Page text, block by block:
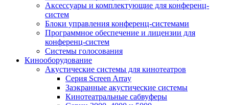
Аксессуары и комплектующие для конференц-
систем
Блоки управления конференц-системами
Программное обеспечение и лицензии для
конференц-систем
Системы голосования
Кинооборудование
Акустические системы для кинотеатров
Cерия Screen Array
Заэкранные акустические системы
Кинотеатральные сабвуферы